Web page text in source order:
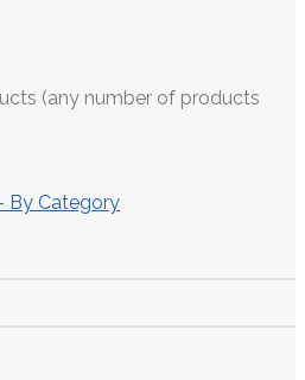
(any number of products
By Category